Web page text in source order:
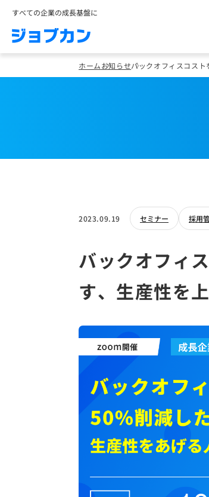
すべての企業の成長基盤に
ホームお知らせバックオフィスコスト
2023.09.19 セミナー 採用
バックオフィ
す、生産性を